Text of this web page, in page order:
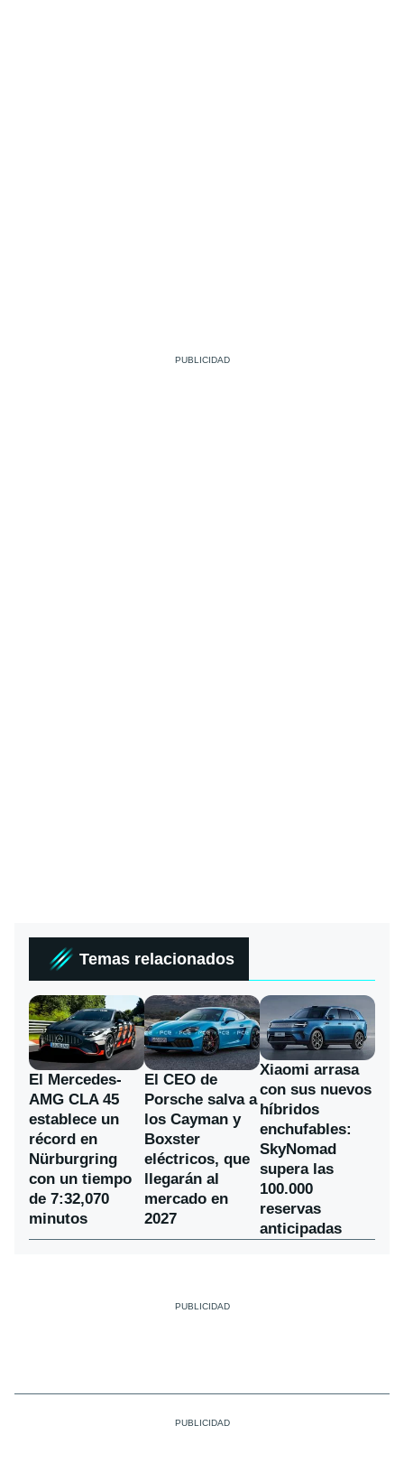
Temas relacionados
El Mercedes-
AMG CLA 45
establece un
récord en
Nürburgring
con un tiempo
de 7:32,070
minutos
El CEO de
Porsche salva a
los Cayman y
Boxster
eléctricos, que
llegarán al
mercado en
2027
Xiaomi arrasa
con sus nuevos
híbridos
enchufables:
SkyNomad
supera las
100.000
reservas
anticipadas